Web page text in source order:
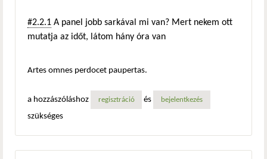
#2.2.1 A panel jobb sarkával mi van? Mert nekem ott
mutatja az időt, látom hány óra van
Artes omnes perdocet paupertas.
a hozzászóláshoz regisztráció és bejelentkezés
szükséges